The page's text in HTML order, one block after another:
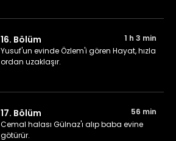
16. Bölüm
1 h 3 min
Yusuf'un evinde Özlem'i gören Hayat, hızla
ordan uzaklaşır.
17. Bölüm
56 min
Cemal halası Gülnaz'ı alıp baba evine
götürür.